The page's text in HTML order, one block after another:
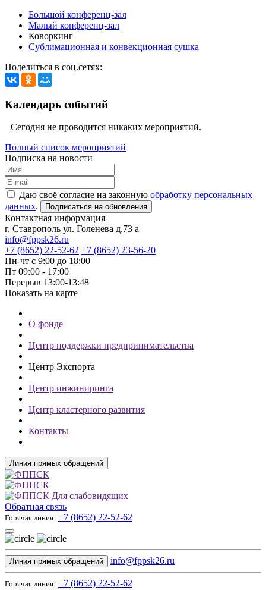
Большой конференц-зал
Малый конференц-зал
Коворкинг
Сублимационная и конвекционная сушка
Поделиться в соц.сетях:
Календарь событий
Сегодня не проводится никаких мероприятий.
Полный список мероприятий
Подписка на новости
Даю своё согласие на законную обработку персональных
данных. Подписаться на обновления
Контактная информация
г. Ставрополь ул. Голенева д.73 а
info@fppsk26.ru
+7 (8652) 22-52-62 +7 (8652) 23-56-20
Пн-чт с 9:00 до 18:00
Пт 09:00 - 17:00
Перерыв 13:00-13:48
Показать на карте
О фонде
Центр поддержки предпринимательства
Центр Экспорта
Центр инжиниринга
Центр кластерного развития
Контакты
Линия прямых обращений
Для слабовидящих
Обратная связь
Горячая линия: +7 (8652) 22-52-62
Линия прямых обращений info@fppsk26.ru
Горячая линия: +7 (8652) 22-52-62